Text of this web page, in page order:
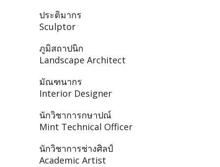
ประติมากร
Sculptor
ภูมิสถาปนิก
Landscape Architect
มัณฑนากร
Interior Designer
นักวิชาการกษาปณ์
Mint Technical Officer
นักวิชาการช่างศิลป์
Academic Artist